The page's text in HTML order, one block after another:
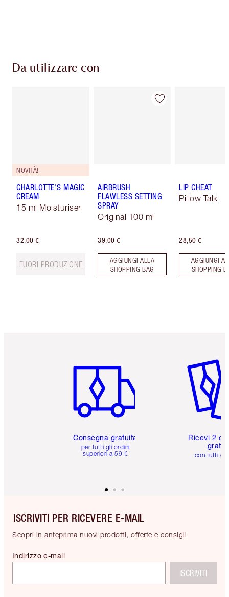
Da utilizzare con
NOVITÀ!
CHARLOTTE'S MAGIC
CREAM
15 ml Moisturiser
32,00 €
FUORI PRODUZIONE
AIRBRUSH
FLAWLESS SETTING
SPRAY
Original 100 ml
39,00 €
AGGIUNGI ALLA
SHOPPING BAG
LIP CHEAT
Pillow Talk
28,50 €
AGGIUNGI
SHOPPING
Consegna gratuita
per tutti gli ordini
superiori a 59 €
Ricevi 2
con tutti gli
ISCRIVITI PER RICEVERE E-MAIL
Scopri in anteprima nuovi prodotti, offerte e consigli
Indirizzo e-mail
ISCRIVITI